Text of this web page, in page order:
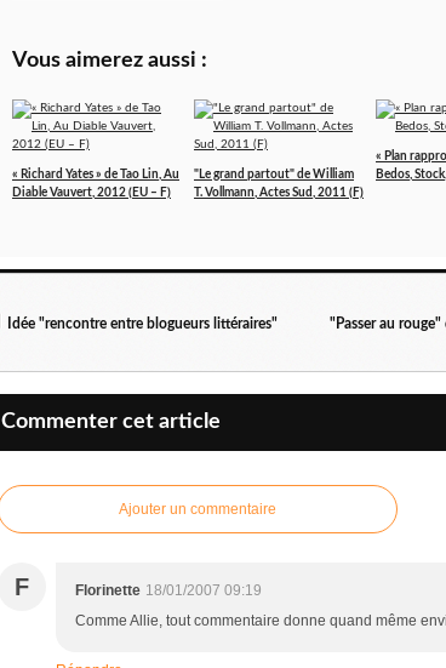
Vous aimerez aussi :
« Richard Yates » de Tao Lin, Au
Diable Vauvert, 2012 (EU – F)
"Le grand partout" de William
T. Vollmann, Actes Sud, 2011 (F)
« Plan
Bedos,
Idée "rencontre entre blogueurs littéraires" "Passer au
Commenter cet article
Ajouter un commentaire
F Florinette 18/01/2007 09:19
Comme Allie, tout commentaire donne quand même